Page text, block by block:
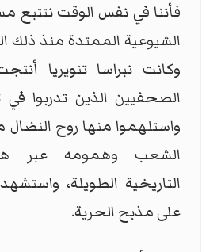
فأننا في نفس الوقت نتتبع
الشيوعية الممتدة منذ ذلك
وكانت نبراسا تنويريا
الصحفيين الذين تدربوا
واستلهموا منها روح
الشعب وهمومه عبر
التاريخية الطويلة،
على مذبح الحرية.